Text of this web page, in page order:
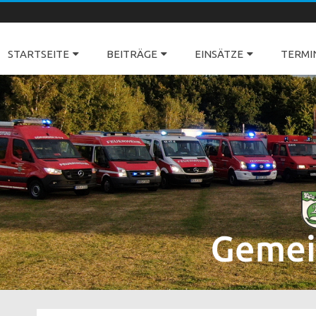
STARTSEITE BEITRÄGE EINSÄTZE